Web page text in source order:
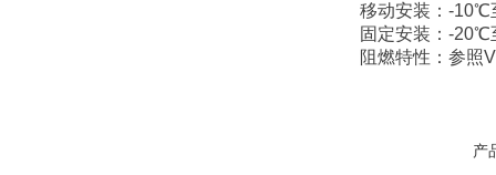
移动安装：-
固定安装：-
阻燃特性：参照
产